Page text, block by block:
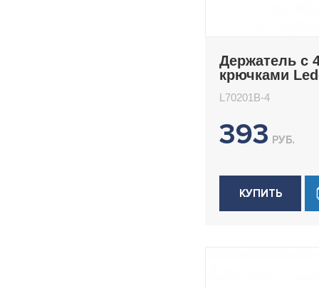
Держатель с
крючками
L70201B-4
393 РУБ.
КУПИТЬ